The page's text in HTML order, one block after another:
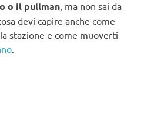
o il pullman, ma non sai da
devi capire anche come
stazione e come muoverti
.